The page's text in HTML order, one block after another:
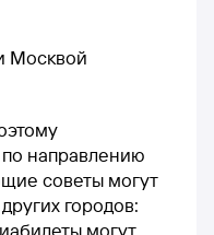
Москвой
направлению
советы могут
городов:
могут